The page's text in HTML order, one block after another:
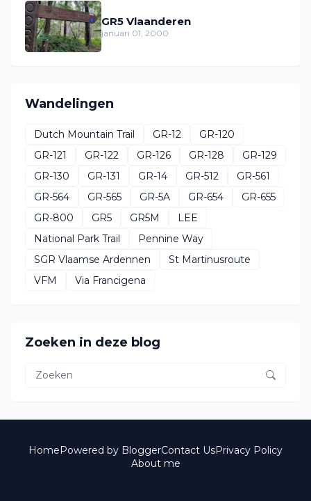
GR5 Vlaanderen
januari 01, 2000
Wandelingen
Dutch Mountain Trail GR-12
GR-120
GR-121
GR-122 GR-126 GR-128
GR-129
GR-130
GR-131 GR-14 GR-512
GR-561
GR-564
GR-565 GR-5A GR-654
GR-655
GR-800
GR5 GR5M
LEE
National Park Trail
Pennine Way
SGR Vlaamse Ardennen
St Martinusroute
VFM
Via Francigena
Zoeken in deze blog
HomePowered by BloggerContact UsPrivacy Policy
About me